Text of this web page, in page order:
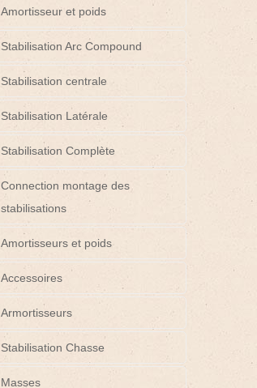
Amortisseur et poids
Stabilisation Arc Compound
Stabilisation centrale
Stabilisation Latérale
Stabilisation Complète
Connection montage des
stabilisations
Amortisseurs et poids
Accessoires
Armortisseurs
Stabilisation Chasse
Masses